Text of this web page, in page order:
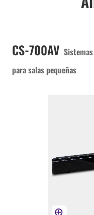
CS-700AV
para salas pequeñas